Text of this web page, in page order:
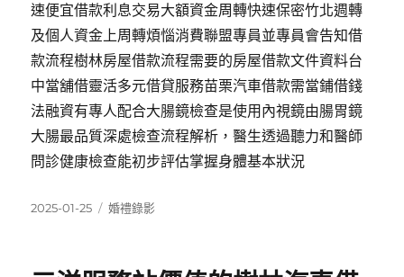
速便宜借款利息交易大額資金周轉快速保密竹北週轉
及個人資金上周轉煩惱消費聯盟專員並專員會告知借
款流程樹林房屋借款流程需要的房屋借款文件資料台
中當舖借靈活多元借貸服務苗栗汽車借款需當鋪借錢
法融資有專人配合大腸鏡檢查是使用內視鏡由腸胃鏡
大腸最品質深處檢查流程解析，醫生透過聽力和醫師
問診健康檢查能初步評估掌握身體基本狀況
發
2025-01-25
分
婚禮錄影